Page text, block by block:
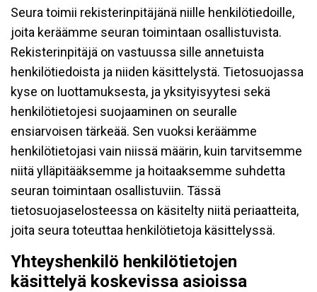
Seura toimii rekisterinpitäjänä niille henkilötiedoille,
joita keräämme seuran toimintaan osallistuvista.
Rekisterinpitäjä on vastuussa sille annetuista
henkilötiedoista ja niiden käsittelystä. Tietosuojassa
kyse on luottamuksesta, ja yksityisyytesi sekä
henkilötietojesi suojaaminen on seuralle
ensiarvoisen tärkeää. Sen vuoksi keräämme
henkilötietojasi vain niissä määrin, kuin tarvitsemme
niitä ylläpitääksemme ja hoitaaksemme suhdetta
seuran toimintaan osallistuviin. Tässä
tietosuojaselosteessa on käsitelty niitä periaatteita,
joita seura toteuttaa henkilötietoja käsittelyssä.
Yhteyshenkilö henkilötietojen
käsittelyä koskevissa asioissa